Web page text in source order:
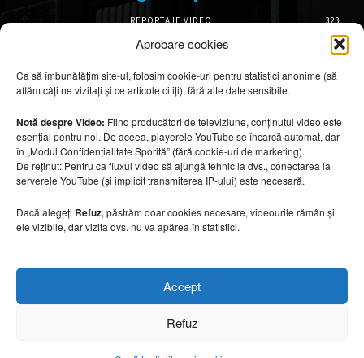
Aprobare cookies
Ca să îmbunătățim site-ul, folosim cookie-uri pentru statistici anonime (să
aflăm câți ne vizitați și ce articole citiți), fără alte date sensibile.
Notă despre Video: Fiind producători de televiziune, conținutul video este
esențial pentru noi. De aceea, playerele YouTube se încarcă automat, dar
în „Modul Confidențialitate Sporită” (fără cookie-uri de marketing).
De reținut: Pentru ca fluxul video să ajungă tehnic la dvs., conectarea la
serverele YouTube (și implicit transmiterea IP-ului) este necesară.
Dacă alegeți Refuz, păstrăm doar cookies necesare, videourile rămân și
ele vizibile, dar vizita dvs. nu va apărea în statistici.
Accept
Refuz
REPORTAJE VIDEO
323
AMENAJĂRI INTERIOARE
126
DESIGN INTERIOR
64
ARHITECTURĂ & DESIGN
OPINII & ANALIZE
43
Articole recomandate
Secretele construirii bungalourilor
6 august 2026
Cum amenajezi curtea pentru seri de vară